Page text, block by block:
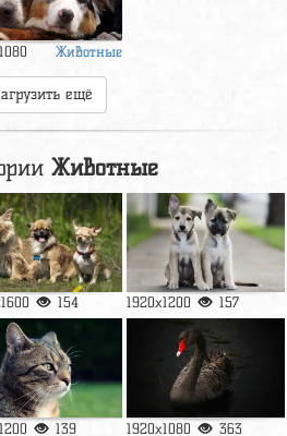
Животные
ещё
Животные
154 1920x1200 157
139 1920x1080 363